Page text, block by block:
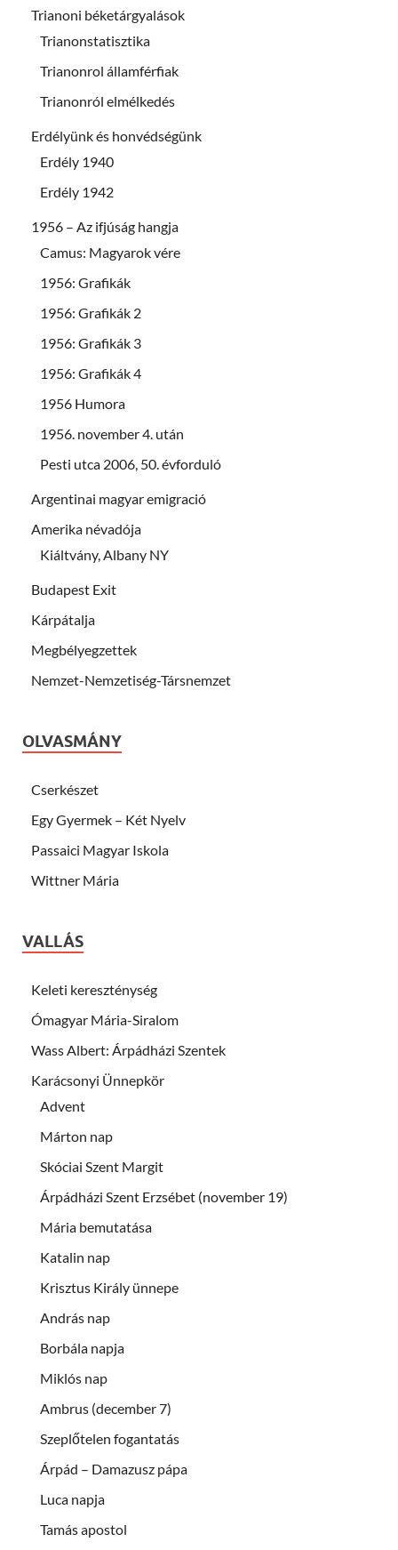
Trianoni béketárgyalások
Trianonstatisztika
Trianonrol államférfiak
Trianonról elmélkedés
Erdélyünk és honvédségünk
Erdély 1940
Erdély 1942
1956 – Az ifjúság hangja
Camus: Magyarok vére
1956: Grafikák
1956: Grafikák 2
1956: Grafikák 3
1956: Grafikák 4
1956 Humora
1956. november 4. után
Pesti utca 2006, 50. évforduló
Argentinai magyar emigració
Amerika névadója
Kiáltvány, Albany NY
Budapest Exit
Kárpátalja
Megbélyegzettek
Nemzet-Nemzetiség-Társnemzet
OLVASMÁNY
Cserkészet
Egy Gyermek – Két Nyelv
Passaici Magyar Iskola
Wittner Mária
VALLÁS
Keleti kereszténység
Ómagyar Mária-Siralom
Wass Albert: Árpádházi Szentek
Karácsonyi Ünnepkör
Advent
Márton nap
Skóciai Szent Margit
Árpádházi Szent Erzsébet (november 19)
Mária bemutatása
Katalin nap
Krisztus Király ünnepe
András nap
Borbála napja
Miklós nap
Ambrus (december 7)
Szeplőtelen fogantatás
Árpád – Damazusz pápa
Luca napja
Tamás apostol